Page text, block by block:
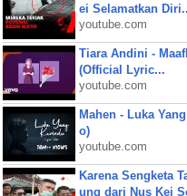
ei Selamatkan
youtube.com
Tiara Andini -
(Official Lyric...
youtube.com
Mahen - Luka
o)
youtube.com
Karena Sengketa
ung dari Nus Kei